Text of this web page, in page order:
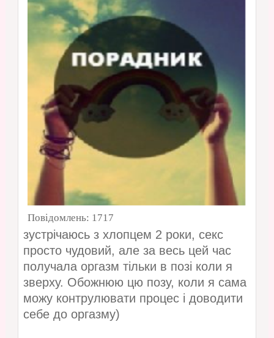
Повідомлень: 1717
зустрічаюсь з хлопцем 2 роки, секс
просто чудовий, але за весь цей час
получала оргазм тільки в позі коли я
зверху. Обожнюю цю позу, коли я сама
можу контрулювати процес і доводити
себе до оргазму)